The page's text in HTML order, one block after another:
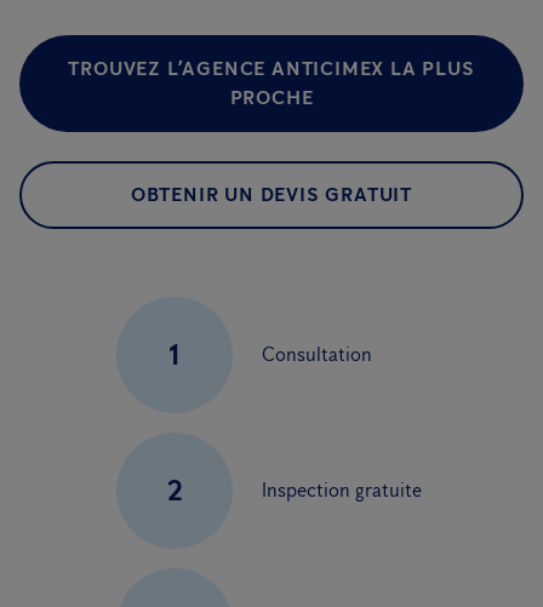
TROUVEZ L’AGENCE ANTICIMEX LA PLUS
PROCHE
OBTENIR UN DEVIS GRATUIT
1 Consultation
2 Inspection gratuite